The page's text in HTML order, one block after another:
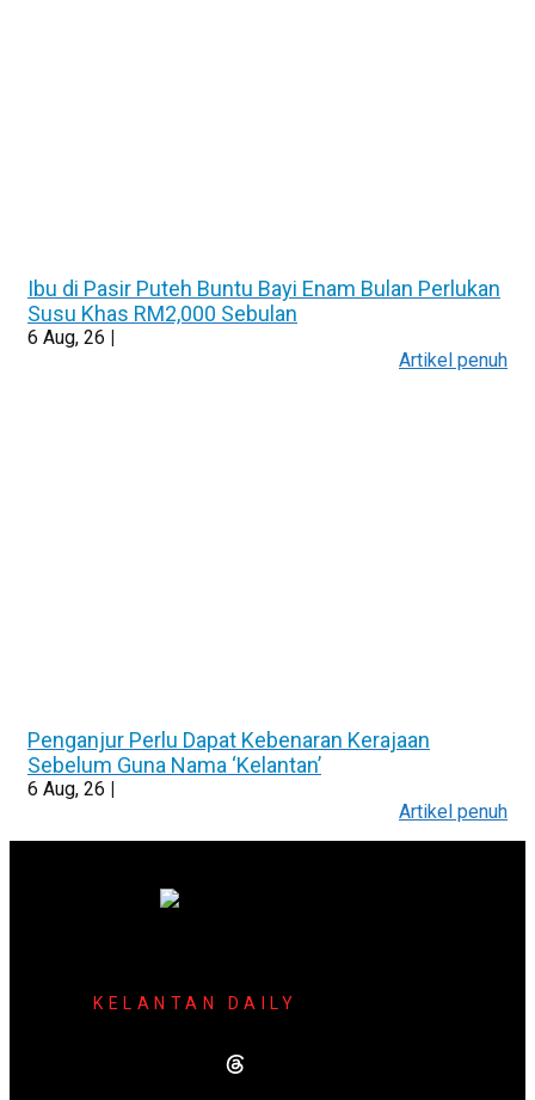
Ibu di Pasir Puteh Buntu Bayi Enam Bulan Perlukan
Susu Khas RM2,000 Sebulan
6 Aug, 26 |
Artikel penuh
Penganjur Perlu Dapat Kebenaran Kerajaan
Sebelum Guna Nama ‘Kelantan’
6 Aug, 26
Artikel penuh
KELANTAN DAILY